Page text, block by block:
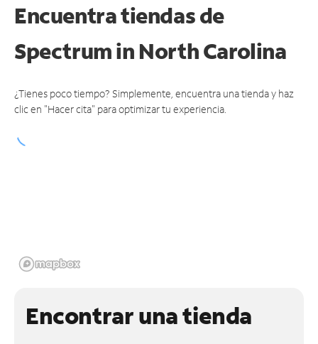
Encuentra tiendas de
Spectrumin North Carolina
¿Tienes poco tiempo? Simplemente, encuentra una tienda y haz
clic en "Hacer cita" para optimizar tu experiencia.
Encontrar una tienda